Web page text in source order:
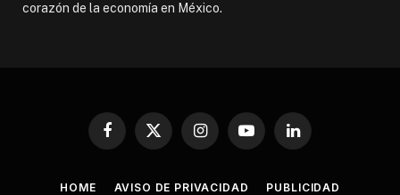
corazón de la economía en México.
Facebook
X
InstagramYouTubeLinkedIn
HOME AVISO DE PRIVACIDAD PUBLICIDAD